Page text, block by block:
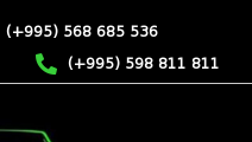
(+995) 568 685 536
(+995) 598 811 811